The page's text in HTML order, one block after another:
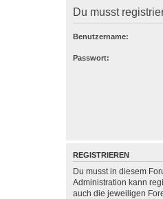
Du musst
Benutzername:
Passwort:
REGISTRIEREN
Du musst in diesem
Administration kann
auch die jeweiligen